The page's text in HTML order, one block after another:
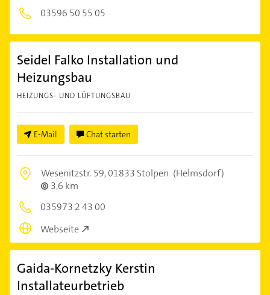
03596 50 55 05
Seidel Falko Installation und
Heizungsbau
HEIZUNGS- UND LÜFTUNGSBAU
E-Mail Chat starten
Wesenitzstr. 59,01833 Stolpen (Helmsdorf)
3,6 km
035973 2 43 00
Webseite
Gaida-Kornetzky Kerstin
Installateurbetrieb